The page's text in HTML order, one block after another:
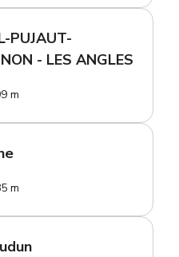
PUJAUT-
- LES ANGLES
m
m